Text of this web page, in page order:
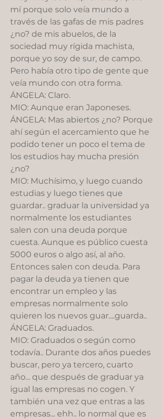
mí porque solo veía mundo a
través de las gafas de mis padres
¿no? de mis abuelos, de la
sociedad muy rígida machista,
porque yo soy de sur, de campo.
Pero había otro tipo de gente que
veía mundo con otra forma.
ÁNGELA: Claro.
MIO: Aunque eran Japoneses.
ÁNGELA: Mas abiertos ¿no? Porque
ahí según el acercamiento que he
podido tener un poco el tema de
los estudios hay mucha presión
¿no?
MIO: Muchísimo, y luego cuando
estudias y luego tienes que
guardar.. graduar la universidad ya
normalmente los estudiantes
salen con una deuda porque
cuesta. Aunque es público cuesta
5000 euros o algo así, al año.
Entonces salen con deuda. Para
pagar la deuda ya tienen que
encontrar un empleo y las
empresas normalmente solo
quieren los nuevos guar....guarda..
ÁNGELA: Graduados.
MIO: Graduados o según como
todavía.. Durante dos años puedes
buscar, pero ya tercero, cuarto
año... que después de graduar ya
igual las empresas no cogen. Y
también una vez que entras a las
empresas... ehh.. lo normal que es